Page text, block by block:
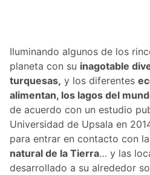
Iluminando algunos de los
planeta con su inagotable
turquesas, y los diferentes
alimentan, los lagos del
de acuerdo con un estudio
Universidad de Upsala en
para entrar en contacto con la
natural de la Tierra… y las
desarrollado a su alrededor